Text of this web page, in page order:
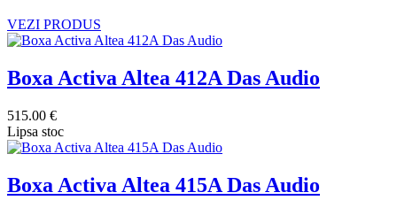
VEZI PRODUS
Boxa Activa Altea 412A Das Audio
515.00 €
Lipsa stoc
Boxa Activa Altea 415A Das Audio